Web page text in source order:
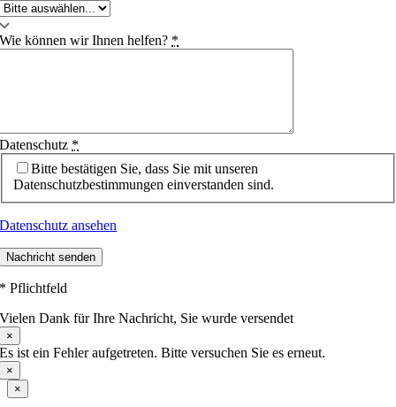
Wie können wir Ihnen helfen? *
Datenschutz *
Bitte bestätigen Sie, dass Sie mit unseren
Datenschutzbestimmungen einverstanden sind.
Datenschutz ansehen
Nachricht senden
* Pflichtfeld
Vielen Dank für Ihre Nachricht, Sie wurde versendet
×
Es ist ein Fehler aufgetreten. Bitte versuchen Sie es erneut.
×
×